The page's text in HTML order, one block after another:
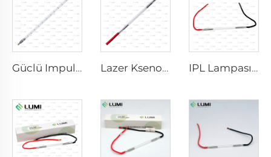
Güclü Impuls Germisid Lampa L5590 – 9×250×300 mm Lazer Ksenon Lampa L2021-7×65×130 mm IPL Lampası P2021-7×65×130 mm